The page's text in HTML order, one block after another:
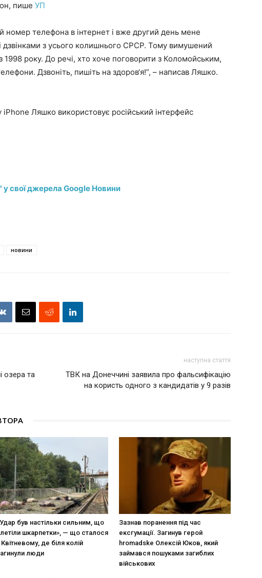
пише УП
номер телефона в інтернет і вже другий день мене
дзвінками з усього колишнього СРСР. Тому вимушений
1998 року. До речі, хто хоче поговорити з Коломойським,
Дзвоніть, пишіть на здоров‘я!”, – написав Ляшко.
Ляшко використовує російський інтерфейс
свої джерела Google Новини
новини
озера та
наступна стаття
ТВК на Донеччині заявила про фальсифікацію
на користь одного з кандидатів у 9 разів
був настільки сильним, що
шкарпетки», — що сталося
Квітневому, де біля колій
люди
Зазнав поранення під час
ексгумації. Загинув герой
hromadske Олексій Юков, який
займався пошуками загиблих
військових